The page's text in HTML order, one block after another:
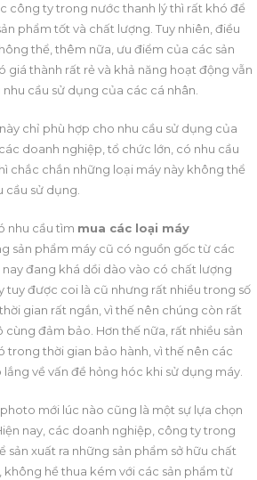
công ty trong nước thanh lý thì rất khó để
phẩm tốt và chất lượng. Tuy nhiên, điều
thể, thêm nữa, ưu điểm của các sản
giá thành rất rẻ và khả năng hoạt động vẫn
cầu sử dụng của các cá nhân.
chỉ phù hợp cho nhu cầu sử dụng của
doanh nghiệp, tổ chức lớn, có nhu cầu
chắc chắn những loại máy này không thể
sử dụng.
nhu cầu tìm mua các loại máy
sản phẩm máy cũ có nguồn gốc từ các
đang khá dồi dào vào có chất lượng
tuy được coi là cũ nhưng rất nhiều trong số
gian rất ngắn, vì thế nên chúng còn rất
cùng đảm bảo. Hơn thế nữa, rất nhiều sản
trong thời gian bảo hành, vì thế nên các
về vấn đề hỏng hóc khi sử dụng máy.
mới lúc nào cũng là một sự lựa chọn
nay, các doanh nghiệp, công ty trong
sản xuất ra những sản phẩm sở hữu chất
hề thua kém với các sản phẩm từ